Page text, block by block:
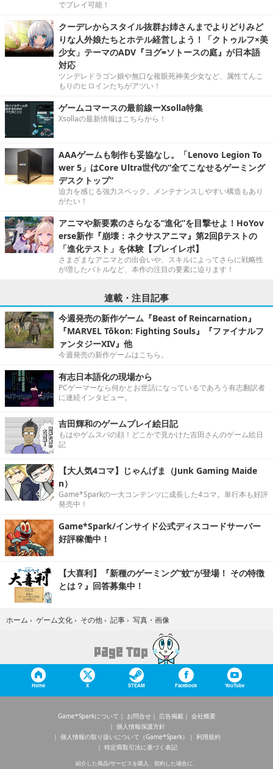
でプレイ可能！
クーデレからスタイル抜群お姉さんまでよりどりみど
りな人外娘たちとホテル経営しよう！「クトゥルフ×美
少女」テーマのADV『ヨグ=ソトースの庭』が日本語
対応
ツンデレドラゴン娘や無口な複眼死神美少女など、属性てんこ
もりのヒロインたちがアツい！
ゲームコマースの最前線ーXsolla特集
Xsollaの最新情報はこちらから！
AAAゲームも制作も妥協なし。「Lenovo Legion To
wer 5」はCore Ultra世代の“全てこなせるゲーミング
デスクトップ”
迫力を感じる強力スペック。メンテナンスしやすい構造もあり
がたい！
アニマや新要素のさらなる“進化”を目撃せよ！HoYov
erse新作『崩壊：ネクサスアニマ』第2回βテストの
「進化テスト」を体験【プレイレポ】
さまざまなアニマとの出会いや、スキルによってさらに戦略性
が増したバトルなど、本作の注目の要素に迫ります！
連載・注目記事
今週発売の新作ゲーム『Beast of Reincarnation』
『MARVEL Tōkon: Fighting Souls』『ファイナルフ
ァンタジーXIV』他
今週発売の新作ゲームはこちら。
有志日本語化の現場から
PCゲーマーなら何かとお世話になっているであろう有志翻訳者
に連続インタビュー。
吉田輝和のゲームプレイ絵日記
もはやゲムスパの顔！どこかで見かけた吉田さんのゲーム絵日
記
【大人気4コマ】じゃんげま（Junk Gaming Maide
n）
Game*Sparkの一大コンテンツに成長した4コマ。単行本も好評
発売中！
Game*Spark/インサイド公式ディスコードサーバー
好評稼働中！
【大喜利】『新種のゲーミング“蚊”が登場！ その特徴
とは？』回答募集中！
ホーム › ゲーム文化 › その他 › 記事 › 写真・画像
Home X STEAM Facebook YouTube
Game*Sparkについて お問合せ 広告掲載
会社概要
個人情報保護方針
個人情報の取り扱いについて（Game*Spark）
利用規約
特定商取引法に基づく表記
紹介した商品/サービスを購入、契約した場合に、